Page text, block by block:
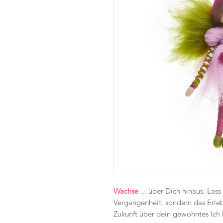
Wachse ... über Dich hinaus.
Vergangenheit, sondern das
Zukunft über dein gewohntes Ich